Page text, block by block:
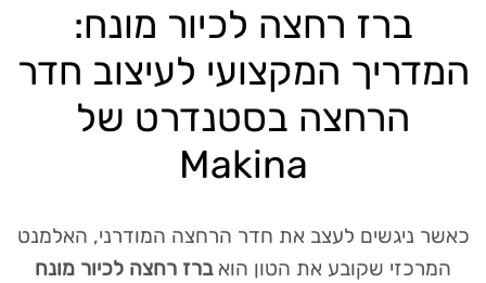
ברז רחצה לכיור מונח:
המדריך המקצועי לעיצוב חדר
הרחצה בסטנדרט של
Makina
כאשר ניגשים לעצב את חדר הרחצה המודרני, האלמנט
המרכזי שקובע את הטון הואברז רחצה לכיור מונח